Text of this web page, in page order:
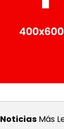
Noticias Más